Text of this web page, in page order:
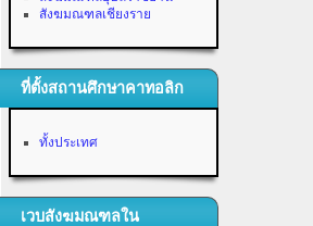
สังฆมณฑลเชียงราย
ที่ตั้งสถานศึกษาคาทอลิก
ทั้งประเทศ
เวบสังฆมณฑลใน